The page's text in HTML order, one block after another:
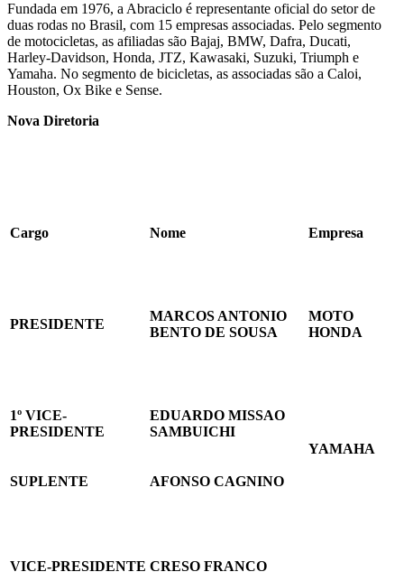
Fundada em 1976, a Abraciclo é representante oficial do setor de
duas rodas no Brasil, com 15 empresas associadas. Pelo segmento
de motocicletas, as afiliadas são Bajaj, BMW, Dafra, Ducati,
Harley-Davidson, Honda, JTZ, Kawasaki, Suzuki, Triumph e
Yamaha. No segmento de bicicletas, as associadas são a Caloi,
Houston, Ox Bike e Sense.
Nova Diretoria
Cargo Nome Empresa
PRESIDENTE
MARCOS ANTONIO
BENTO DE SOUSA
MOTO
HONDA
1º VICE-
PRESIDENTE
EDUARDO MISSAO
SAMBUICHI
YAMAHA
SUPLENTE AFONSO CAGNINO
VICE-PRESIDENTE CRESO FRANCO